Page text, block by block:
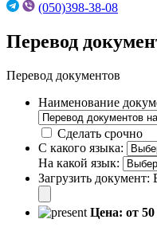
(050)398-38-08
Перевод
Перевод документов
Наименование
Сделать срочно
С какого языка:
На какой язык:
Загрузить документ:
Цена: от 50